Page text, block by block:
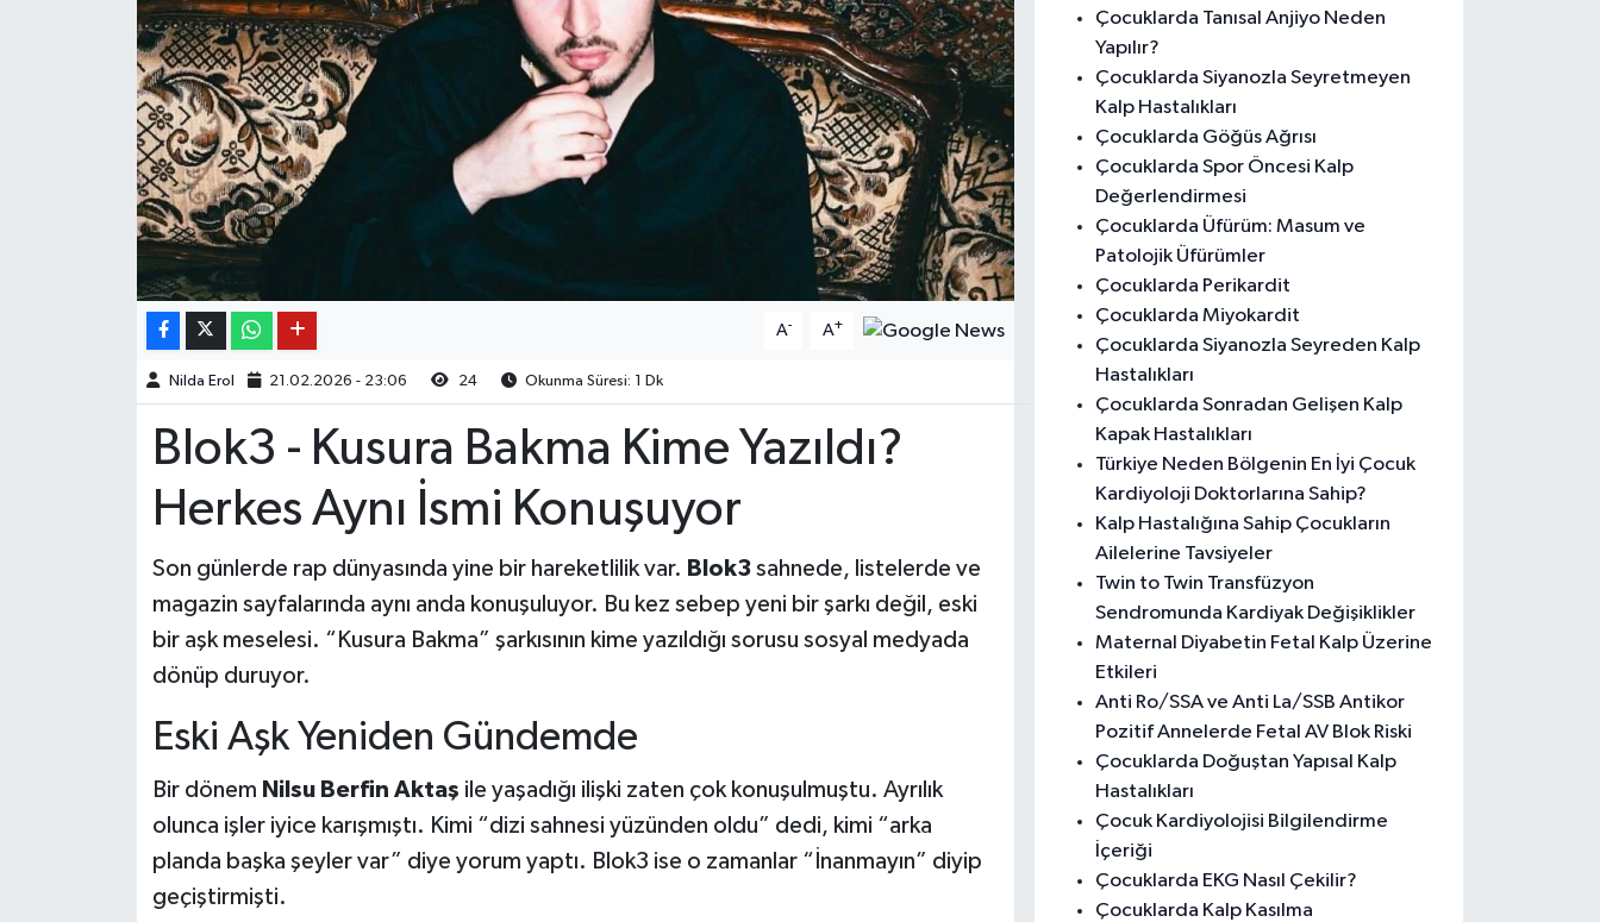
A- A+
Nilda Erol 21.02.2026 - 23:06 24 Okunma Süresi: 1 Dk
Blok3 - Kusura Bakma Kime Yazıldı?
Herkes Aynı İsmi Konuşuyor
Son günlerde rap dünyasında yine bir hareketlilik var. Blok3sahnede, listelerde ve
magazin sayfalarında aynı anda konuşuluyor. Bu kez sebep yeni bir şarkı değil, eski
bir aşk meselesi. “Kusura Bakma” şarkısının kime yazıldığı sorusu sosyal medyada
dönüp duruyor.
Eski Aşk Yeniden Gündemde
Bir dönem Nilsu Berfin Aktaş ile yaşadığı ilişki zaten çok konuşulmuştu. Ayrılık
olunca işler iyice karışmıştı. Kimi “dizi sahnesi yüzünden oldu” dedi, kimi “arka
planda başka şeyler var” diye yorum yaptı. Blok3 ise o zamanlar “İnanmayın” diyip
geçiştirmişti.
Çocuklarda Tanısal Anjiyo Neden
Yapılır?
Çocuklarda Siyanozla Seyretmeyen
Kalp Hastalıkları
Çocuklarda Göğüs Ağrısı
Çocuklarda Spor Öncesi Kalp
Değerlendirmesi
Çocuklarda Üfürüm: Masum ve
Patolojik Üfürümler
Çocuklarda Perikardit
Çocuklarda Miyokardit
Çocuklarda Siyanozla Seyreden Kalp
Hastalıkları
Çocuklarda Sonradan Gelişen Kalp
Kapak Hastalıkları
Türkiye Neden Bölgenin En İyi Çocuk
Kardiyoloji Doktorlarına Sahip?
Kalp Hastalığına Sahip Çocukların
Ailelerine Tavsiyeler
Twin to Twin Transfüzyon
Sendromunda Kardiyak Değişiklikler
Maternal Diyabetin Fetal Kalp Üzerine
Etkileri
Anti Ro/SSA ve Anti La/SSB Antikor
Pozitif Annelerde Fetal AV Blok Riski
Çocuklarda Doğuştan Yapısal Kalp
Hastalıkları
Çocuk Kardiyolojisi Bilgilendirme
İçeriği
Çocuklarda EKG Nasıl Çekilir?
Çocuklarda Kalp Kasılma